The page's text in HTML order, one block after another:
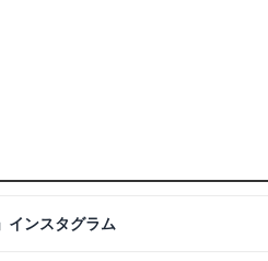
インスタグラム